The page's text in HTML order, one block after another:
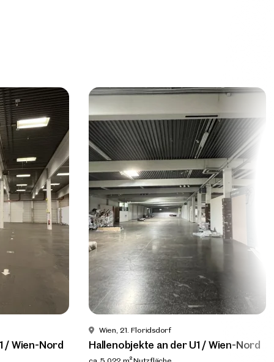
/ Wien-Nord
Wien, 21. Floridsdorf
Hallenobjekte an der U1 / Wien-Nord